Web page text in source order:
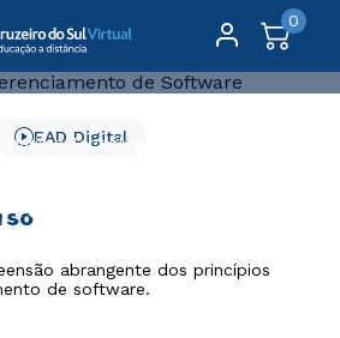
0
e Tecnologia
de
de
EAD Digital
abrangente dos princípios
de software.